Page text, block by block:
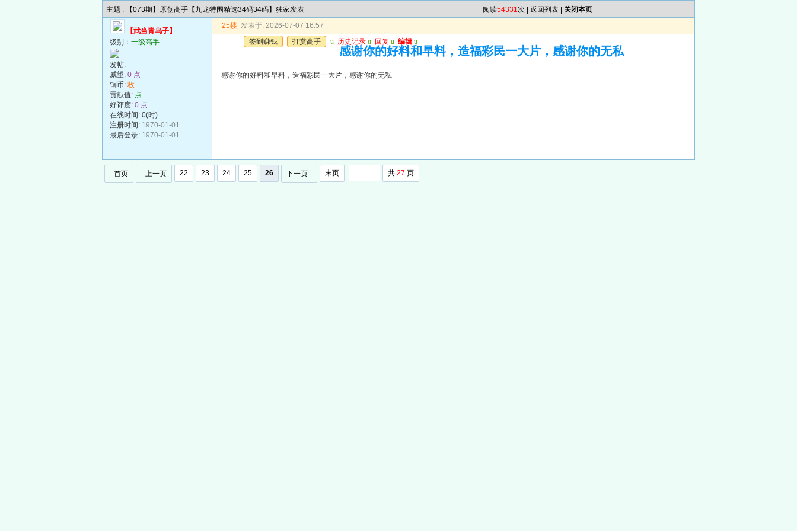
主题 : 【073期】原创高手【九龙特围精选34码34码】独家发表 阅读54331次 | 返回列表 关闭本页
【武当青乌子】
级别： 一级高手
发帖:
威望: 0 点
铜币: 枚
贡献值: 点
好评度: 0 点
在线时间: 0(时)
注册时间: 1970-01-01
最后登录: 1970-01-01
25楼 发表于: 2026-07-07 16:57
签到赚钱
打赏高手 u 历史记录 u 回复 u 编辑 u
感谢你的好料和早料，造福彩民一大片，感谢你的无私
感谢你的好料和早料，造福彩民一大片，感谢你的无私
首页 上一页 22 23 24 25 26 下一页 末页 共 27 页